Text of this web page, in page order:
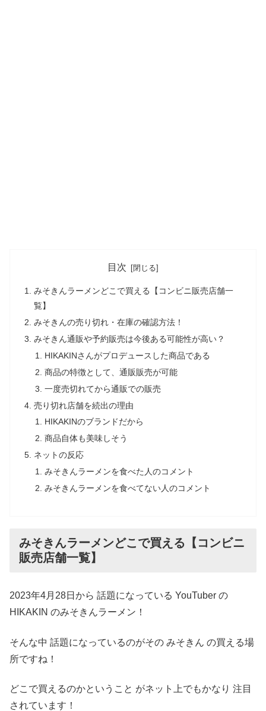
目次
みそきんラーメンどこで買える【コンビニ販売店舗一
覧】
みそきんの売り切れ・在庫の確認方法！
みそきん通販や予約販売は今後ある可能性が高い？
HIKAKINさんがプロデュースした商品である
商品の特徴として、通販販売が可能
一度売切れてから通販での販売
売り切れ店舗を続出の理由
HIKAKINのブランドだから
商品自体も美味しそう
ネットの反応
みそきんラーメンを食べた人のコメント
みそきんラーメンを食べてない人のコメント
みそきんラーメンどこで買える【コンビニ
販売店舗一覧】
2023年4月28日から 話題になっている YouTuber の
HIKAKIN のみそきんラーメン！
そんな中 話題になっているのがその みそきん の買える場
所ですね！
どこで買えるのかということ がネット上でもかなり 注目
されています！